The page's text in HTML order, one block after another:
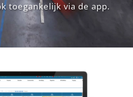
toegankelijk via de app.